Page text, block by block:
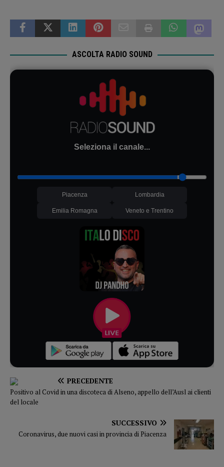
ASCOLTA RADIO SOUND
Seleziona il canale...
Piacenza Lombardia
Emilia Romagna Veneto e Trentino
PRECEDENTE
Positivo al Covid in una discoteca di Alseno, appello dell’Ausl ai clienti
del locale
SUCCESSIVO
Coronavirus, due nuovi casi in provincia di Piacenza